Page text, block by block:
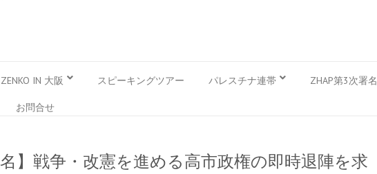
IN 大阪 スピーキングツアー パレスチナ連帯 ZHAP第3次署名
お問合せ
名】戦争・改憲を進める高市政権の即時退陣を求